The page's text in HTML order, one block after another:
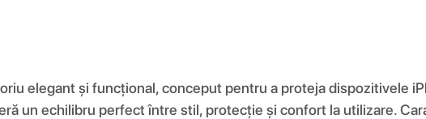
elegant și funcțional, conceput pentru a proteja dispozitivele
un echilibru perfect între stil, protecție și confort la utilizare.